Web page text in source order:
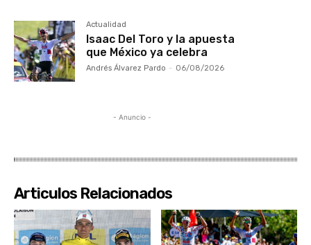
Actualidad
Isaac Del Toro y la apuesta
que México ya celebra
Andrés Álvarez Pardo - 06/08/2026
- Anuncio -
Articulos Relacionados